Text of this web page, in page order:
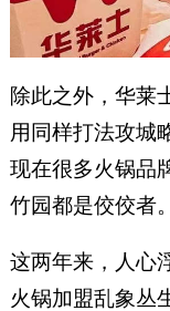
除此之外，华莱
用同样打法攻城
现在很多火锅品
竹园都是佼佼者。
这两年来，人心
火锅加盟乱象丛